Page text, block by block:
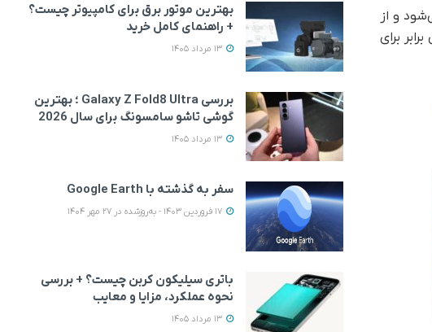
و از
برای
بهترین موتور برق برای کامپیوتر چیست؟
+ راهنمای کامل خرید
بررسی Galaxy Z Fold8 Ultra ؛ بهترین
گوشی تاشو سامسونگ برای سال 2026
سفر به گذشته با Google Earth
باتری سیلیکون کربن چیست؟ + بررسی
نحوه عملکرد، مزایا و معایب